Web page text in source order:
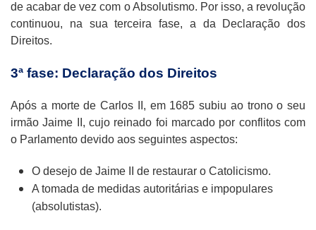
de acabar de vez com o Absolutismo. Por isso, a revolução
continuou, na sua terceira fase, a da Declaração dos
Direitos.
3ª fase: Declaração dos Direitos
Após a morte de Carlos II, em 1685 subiu ao trono o seu
irmão Jaime II, cujo reinado foi marcado por conflitos com
o Parlamento devido aos seguintes aspectos:
O desejo de Jaime II de restaurar o Catolicismo.
A tomada de medidas autoritárias e impopulares
(absolutistas).